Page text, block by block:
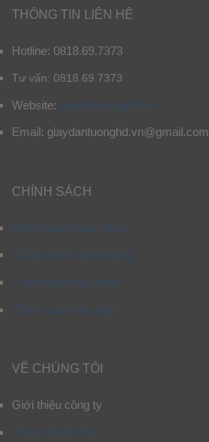
THÔNG TIN LIÊN HỆ
Hotline: 0818.69.7373
Tư vấn: 0818.69.7373
Website: giaydantuonghd.vn
Email: giaydantuonghd.vn@gmail.com
CHÍNH SÁCH
Chính sách mua hàng
Chính sách giao hàng
Chính sách bảo hành
Chính sách bảo mật
VỀ CHÚNG TÔI
Giới thiệu công ty
Thông tin liên hệ